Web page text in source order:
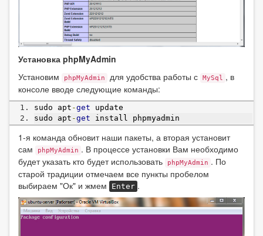
Установка phpMyAdmin
Установим
phpMyAdmin для удобства работы с MySql
, в
консоле вводе следующие команды:
sudo apt -get update
sudo apt -get install phpmyadmin
1-я команда обновит наши пакеты, а вторая установит
сам
phpMyAdmin . В процессе установки Вам необходимо
будет указать кто будет использовать
phpMyAdmin . По
старой традиции отмечаем все пункты пробелом
выбираем "Ок" и жмем
Enter .